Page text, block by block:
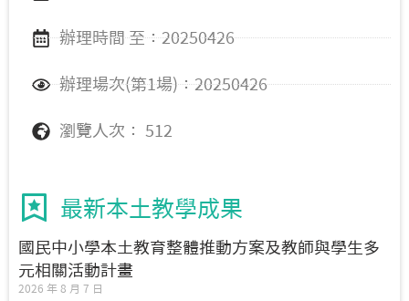
辦理時間 至：20250426
辦理場次(第1場)：20250426
瀏覽人次： 512
最新本土教學成果
國民中小學本土教育整體推動方案及教師與學生多
元相關活動計畫
2026 年 8 月 7 日